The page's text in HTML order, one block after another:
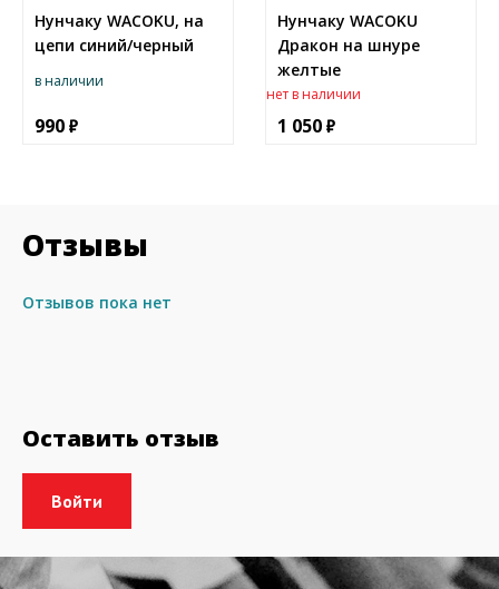
Нунчаку WACOKU, на
цепи синий/черный
в наличии
990
Нунчаку WACOKU
Дракон на шнуре
желтые
нет в наличии
1 050
Отзывы
Отзывов пока нет
Оставить отзыв